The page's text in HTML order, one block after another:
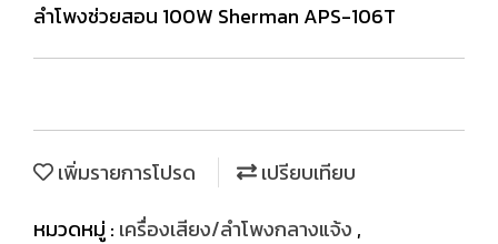
ลำโพงช่วยสอน 100W Sherman APS-106T
เพิ่มรายการโปรด
เปรียบเทียบ
หมวดหมู่ : เครื่องเสียง/ลำโพงกลางแจ้ง ,